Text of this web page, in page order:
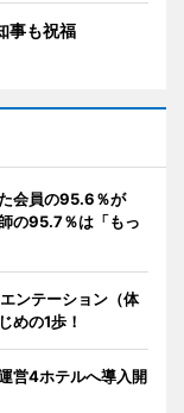
事も祝福
会員の95.6％が
の95.7％は「もっ
ンテーション（体
めの1歩！
営4ホテルへ導入開